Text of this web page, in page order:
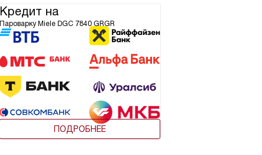
Кредит на
Пароварку Miele DGC 7840 GRGR
ПОДРОБНЕЕ